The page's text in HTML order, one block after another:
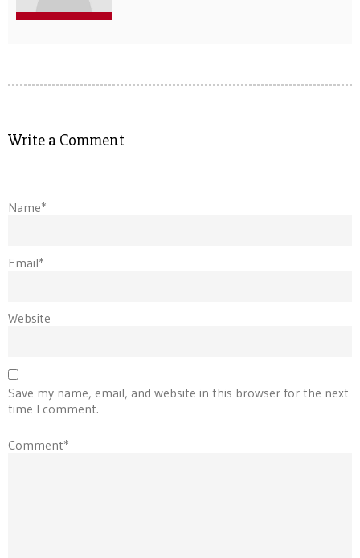
Write a Comment
Name*
Email*
Website
Save my name, email, and website in this browser for the next
time I comment.
Comment*